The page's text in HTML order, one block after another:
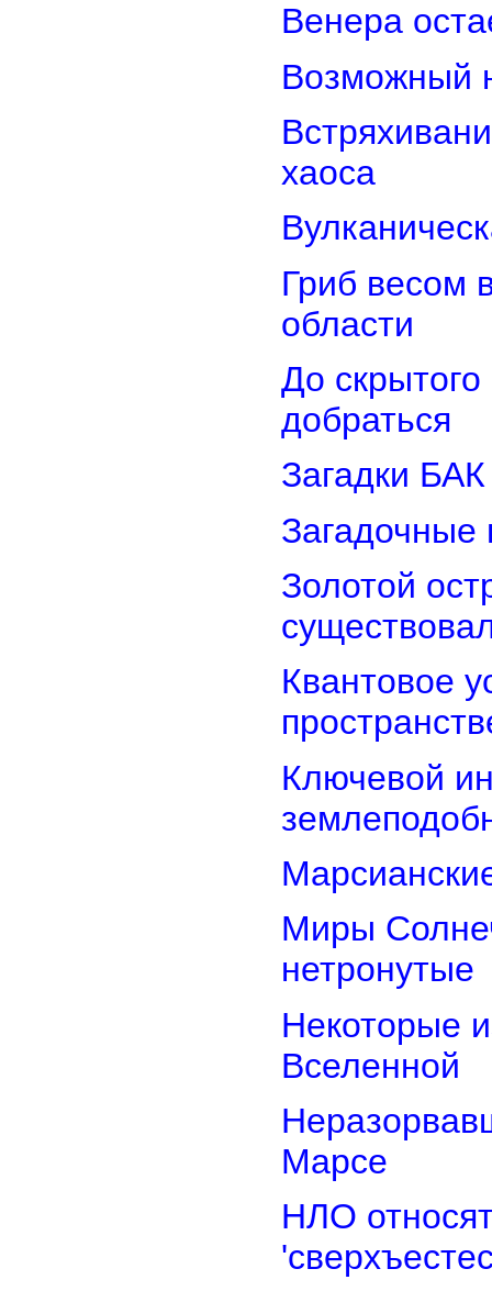
Венера
Возможный
хаоса
Гриб весом
области
До
добраться
Загадки
Загадочные
Золотой
Квантовое
Ключевой
Миры
нетронутые
Некоторые
Вселенной
Марсе
НЛО